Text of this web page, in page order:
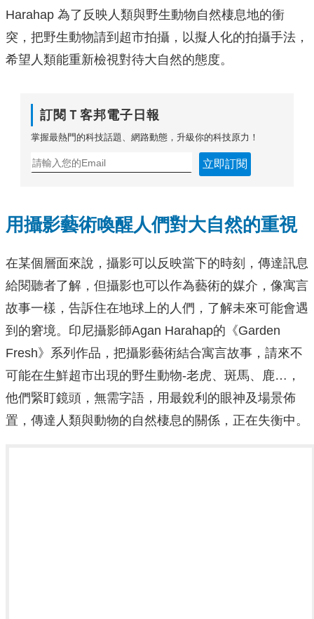
Harahap 為了反映人類與野生動物自然棲息地的衝
突，把野生動物請到超市拍攝，以擬人化的拍攝手法，
希望人類能重新檢視對待大自然的態度。
訂閱Ｔ客邦電子日報
掌握最熱門的科技話題、網路動態，升級你的科技原力！
立即訂閱
用攝影藝術喚醒人們對大自然的重視
在某個層面來說，攝影可以反映當下的時刻，傳達訊息
給閱聽者了解，但攝影也可以作為藝術的媒介，像寓言
故事一樣，告訴住在地球上的人們，了解未來可能會遇
到的窘境。印尼攝影師Agan Harahap的《Garden
Fresh》系列作品，把攝影藝術結合寓言故事，請來不
可能在生鮮超市出現的野生動物-老虎、斑馬、鹿…，
他們緊盯鏡頭，無需字語，用最銳利的眼神及場景佈
置，傳達人類與動物的自然棲息的關係，正在失衡中。